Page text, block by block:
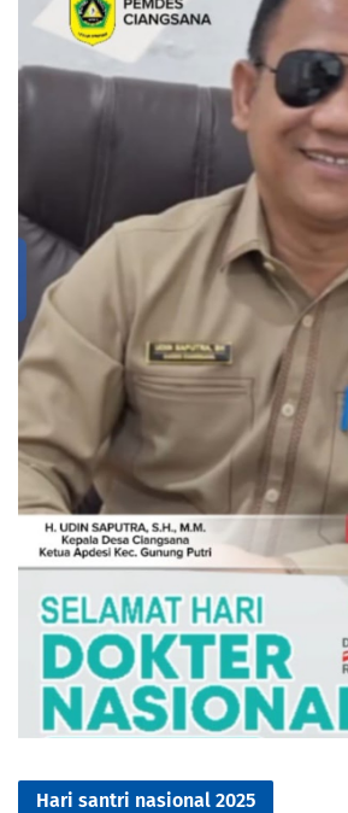
Hari santri nasional 2025